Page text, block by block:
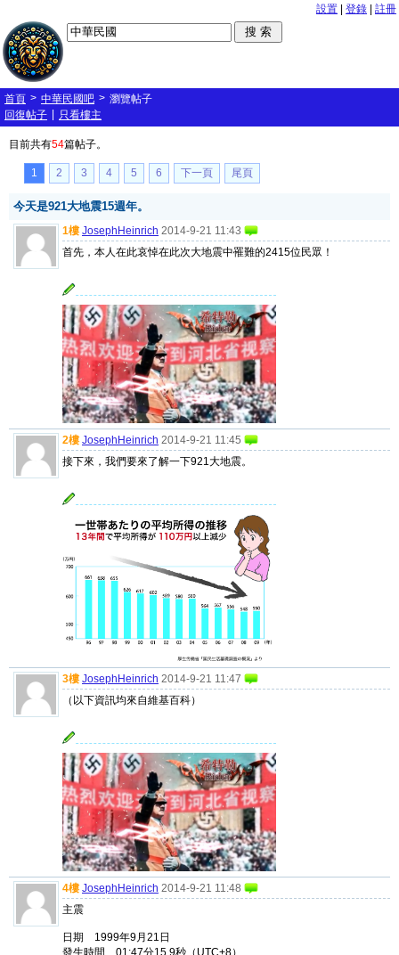
設置 登錄 註冊
首頁 > 中華民國吧 > 瀏覽帖子
回復帖子
只看樓主
目前共有54篇帖子。
1 2 3 4 5 6 下一頁 尾頁
今天是921大地震15週年。
1樓 JosephHeinrich 2014-9-21 11:43
首先，本人在此哀悼在此次大地震中罹難的2415位民眾！
2樓 JosephHeinrich 2014-9-21 11:45
接下來，我們要來了解一下921大地震。
3樓 JosephHeinrich 2014-9-21 11:47
（以下資訊均來自維基百科）
4樓 JosephHeinrich 2014-9-21 11:48
主震
日期 1999年9月21日
發生時間 01:47分15.9秒（UTC+8）